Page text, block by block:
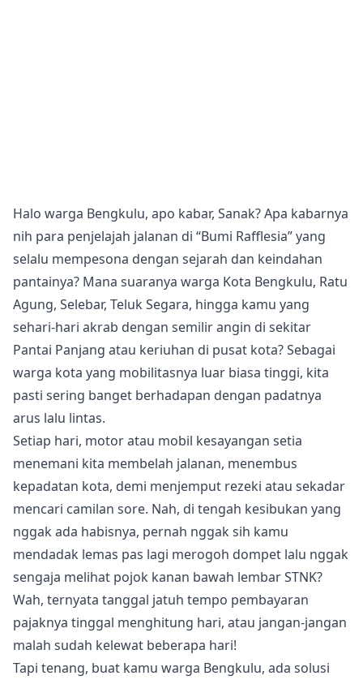
Halo warga Bengkulu, apo kabar, Sanak? Apa kabarnya
nih para penjelajah jalanan di “Bumi Rafflesia” yang
selalu mempesona dengan sejarah dan keindahan
pantainya? Mana suaranya warga Kota Bengkulu, Ratu
Agung, Selebar, Teluk Segara, hingga kamu yang
sehari-hari akrab dengan semilir angin di sekitar
Pantai Panjang atau keriuhan di pusat kota? Sebagai
warga kota yang mobilitasnya luar biasa tinggi, kita
pasti sering banget berhadapan dengan padatnya
arus lalu lintas.
Setiap hari, motor atau mobil kesayangan setia
menemani kita membelah jalanan, menembus
kepadatan kota, demi menjemput rezeki atau sekadar
mencari camilan sore. Nah, di tengah kesibukan yang
nggak ada habisnya, pernah nggak sih kamu
mendadak lemas pas lagi merogoh dompet lalu nggak
sengaja melihat pojok kanan bawah lembar STNK?
Wah, ternyata tanggal jatuh tempo pembayaran
pajaknya tinggal menghitung hari, atau jangan-jangan
malah sudah kelewat beberapa hari!
Tapi tenang, buat kamu warga Bengkulu, ada solusi